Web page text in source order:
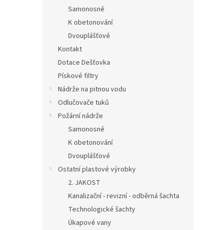
Samonosné
K obetonování
Dvouplášťové
Kontakt
Dotace Dešťovka
Pískové filtry
Nádrže na pitnou vodu
Odlučovače tuků
Požární nádrže
Samonosné
K obetonování
Dvouplášťové
Ostatní plastové výrobky
2. JAKOST
Kanalizační - revizní - odběrná šachta
Technologické šachty
Úkapové vany